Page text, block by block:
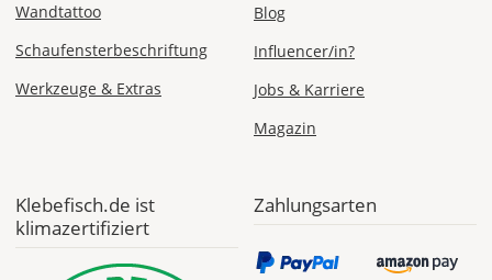
Mo., 10.08. -
*
Abhängig
Wandtattoo
Schaufensterbeschriftung
Werkzeuge & Extras
Blog
Influencer/in?
Jobs & Karriere
Magazin
Klebefisch.de ist
klimazertifiziert
Zahlungsarten